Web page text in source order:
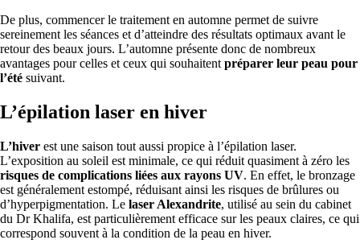
De plus, commencer le traitement en automne permet de suivre
sereinement les séances et d’atteindre des résultats optimaux avant le
retour des beaux jours. L’automne présente donc de nombreux
avantages pour celles et ceux qui souhaitent préparer leur peau pour
l’été suivant.
L’épilation laser en hiver
L’hiver est une saison tout aussi propice à l’épilation laser.
L’exposition au soleil est minimale, ce qui réduit quasiment à zéro les
risques de complications liées aux rayons UV. En effet, le bronzage
est généralement estompé, réduisant ainsi les risques de brûlures ou
d’hyperpigmentation. Le laser Alexandrite, utilisé au sein du cabinet
du Dr Khalifa, est particulièrement efficace sur les peaux claires, ce qui
correspond souvent à la condition de la peau en hiver.